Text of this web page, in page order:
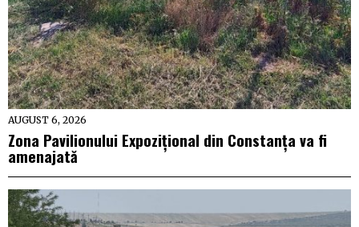
AUGUST 6, 2026
Zona Pavilionului Expozițional din Constanța va fi
amenajată